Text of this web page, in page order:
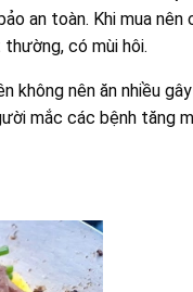
an toàn. Khi mua
có mùi hôi.
không nên ăn nhiều
mắc các bệnh tăng